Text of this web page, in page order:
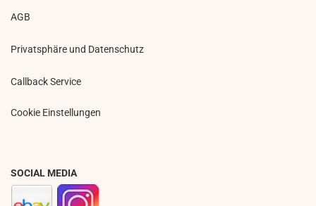
AGB
Privatsphäre und Datenschutz
Callback Service
Cookie Einstellungen
SOCIAL MEDIA